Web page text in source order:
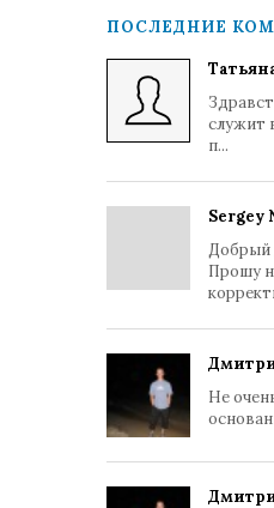
ПОСЛЕДНИЕ
служит
п...
Sergey
Добрый
Прошу
Не